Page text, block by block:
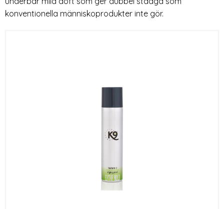
konventionella människoprodukter inte gör.